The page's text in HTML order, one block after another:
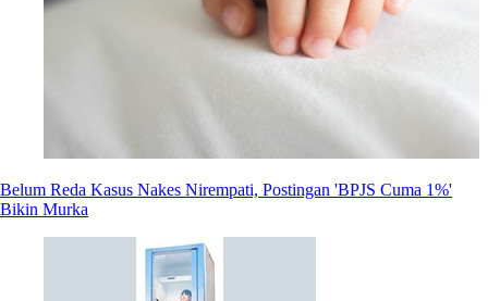
Belum Reda Kasus Nakes Nirempati, Postingan 'BPJS Cuma 1%'
Bikin Murka